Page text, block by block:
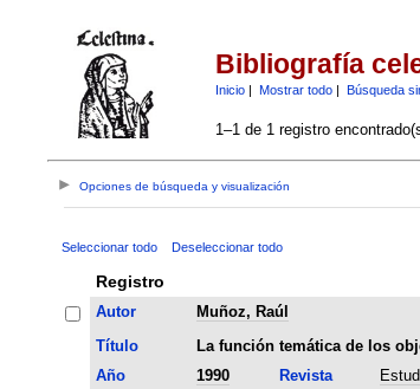
Bibliografía
Inicio| Mostrar todo| Búsqueda
1–1 de 1 registro
Opciones de búsqueda y visualización
Seleccionar todo Deseleccionar todo
Registro
Autor
Muñoz, Raúl
Título
La función temática de los
Año
1990 Revista